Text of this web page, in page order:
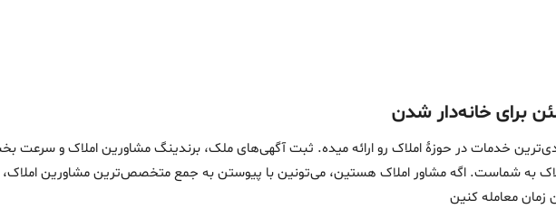
12 ساله‌ش، کاربردی‌ترین خدمات در حوزۀ املاک رو ارائه میده. ثبت آگهی‌های ملک، برندینگ مشاورین املاک و
در حوزۀ املاک به شماست. اگه مشاور املاک هستین، می‌تونین با پیوستن به جمع متخصص‌ترین مشاورین